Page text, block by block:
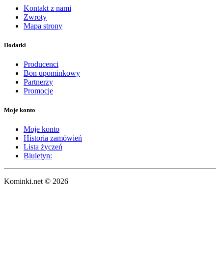
Kontakt z nami
Zwroty
Mapa strony
Dodatki
Producenci
Bon upominkowy
Partnerzy
Promocje
Moje konto
Moje konto
Historia zamówień
Lista życzeń
Biuletyn:
Kominki.net © 2026